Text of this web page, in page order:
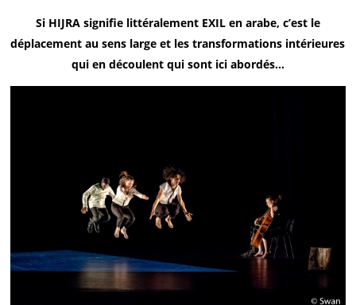
Si HIJRA signifie littéralement EXIL en arabe, c’est le
déplacement au sens large et les transformations intérieures
qui en découlent qui sont ici abordés…